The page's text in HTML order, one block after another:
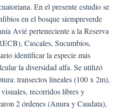
En el presente estudio se
en el bosque siempreverde
Avié perteneciente a la Reserva
Cascales, Sucumbíos,
identificar la especie más
la diversidad alfa. Se utilizó
transectos lineales (100 x 2m),
recorridos libres y
2 órdenes (Anura y Caudata),